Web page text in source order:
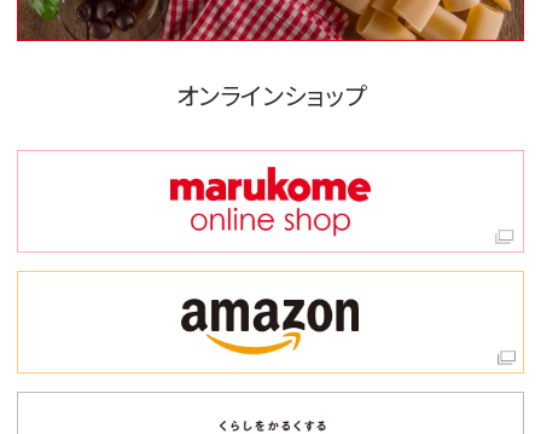
オンラインショップ